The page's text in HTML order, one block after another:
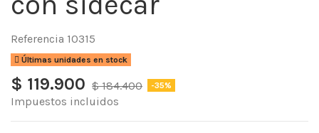
Referencia 10315
Últimas unidades en stock
$ 119.900 $ 184.400 -35%
Impuestos incluidos